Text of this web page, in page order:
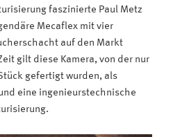
faszinierte Paul Metz
Mecaflex mit vier
auf den Markt
gilt diese Kamera, von der nur
gefertigt wurden, als
eine ingenieurstechnische